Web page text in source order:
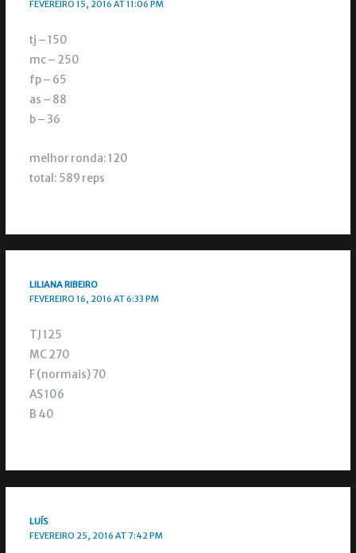
FEVEREIRO 15, 2016 AT 11:06 PM
tj – 150
mc – 250
fp – 65
as – 88
b – 36
melhor ronda: 120
total: 589 reps
LILIANA RIBEIRO
FEVEREIRO 16, 2016 AT 6:33 PM
TJ 125
MC 270
F (normais) 70
AS 106
B 40
LUÍS
FEVEREIRO 25, 2016 AT 7:42 PM